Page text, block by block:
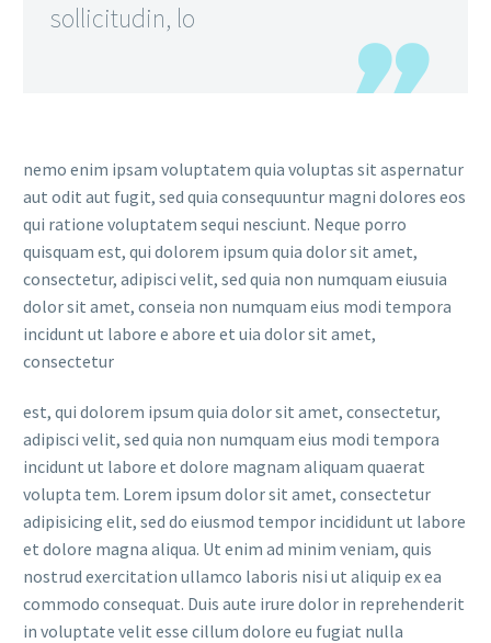
sollicitudin, lo
nemo enim ipsam voluptatem quia voluptas sit aspernatur
aut odit aut fugit, sed quia consequuntur magni dolores eos
qui ratione voluptatem sequi nesciunt. Neque porro
quisquam est, qui dolorem ipsum quia dolor sit amet,
consectetur, adipisci velit, sed quia non numquam eiusuia
dolor sit amet, conseia non numquam eius modi tempora
incidunt ut labore e abore et uia dolor sit amet,
consectetur
est, qui dolorem ipsum quia dolor sit amet, consectetur,
adipisci velit, sed quia non numquam eius modi tempora
incidunt ut labore et dolore magnam aliquam quaerat
volupta tem. Lorem ipsum dolor sit amet, consectetur
adipisicing elit, sed do eiusmod tempor incididunt ut labore
et dolore magna aliqua. Ut enim ad minim veniam, quis
nostrud exercitation ullamco laboris nisi ut aliquip ex ea
commodo consequat. Duis aute irure dolor in reprehenderit
in voluptate velit esse cillum dolore eu fugiat nulla